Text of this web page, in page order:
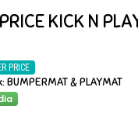
KICK N
PRICE
& PLAYMAT